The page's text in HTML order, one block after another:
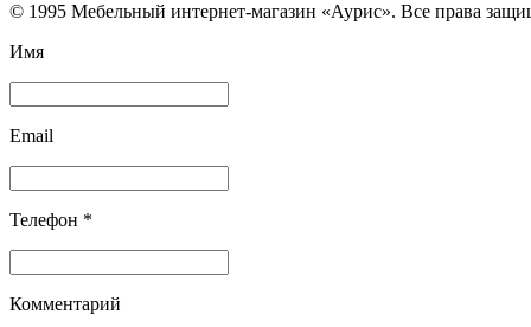
© 1995 Мебельный интернет-магазин «Аурис». Все права
Имя
Email
Телефон *
Комментарий